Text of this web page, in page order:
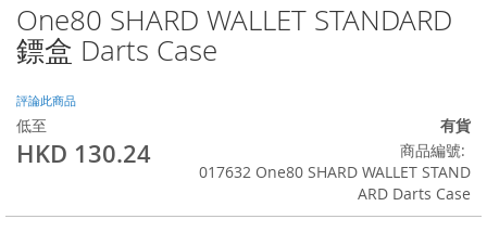
One80 SHARD WALLET STANDARD
鏢盒 Darts Case
評論此商品
低至
HKD 130.24
有貨
商品編號
017632 One80 SHARD WALLET STAND
ARD Darts Case
Skip
to
the
of
the
images
gallery